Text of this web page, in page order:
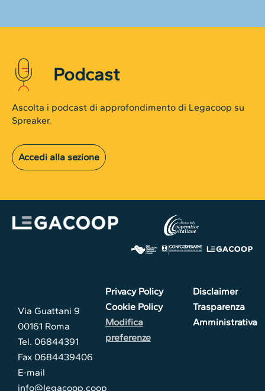
Podcast
Ascolta i podcast di approfondimento di Legacoop su
Spreaker.
Accedi alla sezione
Via Guattani 9
00161 Roma
Tel. 06844391
Fax 0684439406
E-mail
info@legacoop.coop
Privacy Policy
Cookie Policy
Modifica
preferenze
Disclaimer
Trasparenza
Amministrativa